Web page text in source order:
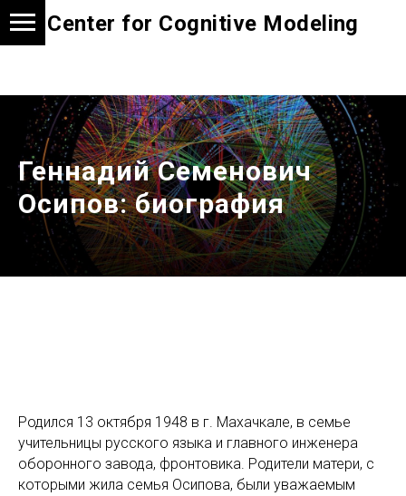
Center for Cognitive Modeling
Геннадий Семенович
Осипов: биография
Родился 13 октября 1948 в г. Махачкале, в семье
учительницы русского языка и главного инженера
оборонного завода, фронтовика. Родители матери, с
которыми жила семья Осипова, были уважаемым